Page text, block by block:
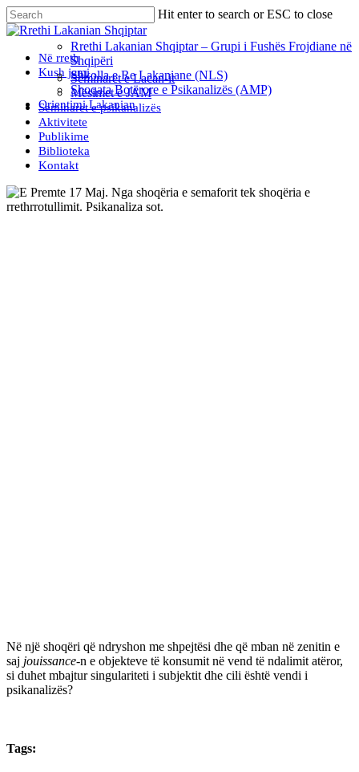
Skip
to
content
Hit enter to search or ESC to close
Close
Menu
Në rreth
Kush jemi
Rrethi Lakanian Shqiptar – Grupi i Fushës Frojdiane në
Shqipëri
Shkolla e Re Lakaniane (NLS)
Shoqata Botërore e Psikanalizës (AMP)
Orientimi Lakanian
Seminaret e Lacan-it
Mësimet e JAM
Seminaret e psikanalizës
Aktivitete
Publikime
Biblioteka
Kontakt
Në një shoqëri që ndryshon me shpejtësi dhe që mban në zenitin e
saj jouissance-n e objekteve të konsumit në vend të ndalimit atëror,
si duhet mbajtur singulariteti i subjektit dhe cili është vendi i
psikanalizës?
Tags: